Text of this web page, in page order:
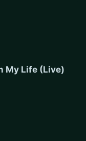
My Life (Live)